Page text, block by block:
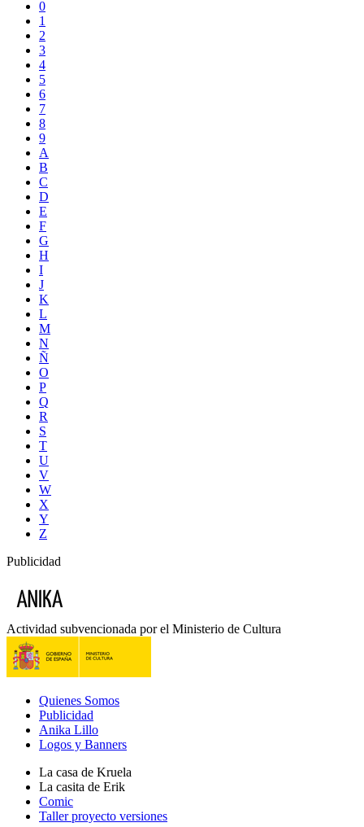
0
1
2
3
4
5
6
7
8
9
A
B
C
D
E
F
G
H
I
J
K
L
M
N
Ñ
O
P
Q
R
S
T
U
V
W
X
Y
Z
Publicidad
Actividad subvencionada por el Ministerio de Cultura
Quienes Somos
Publicidad
Anika Lillo
Logos y Banners
La casa de Kruela
La casita de Erik
Comic
Taller proyecto versiones